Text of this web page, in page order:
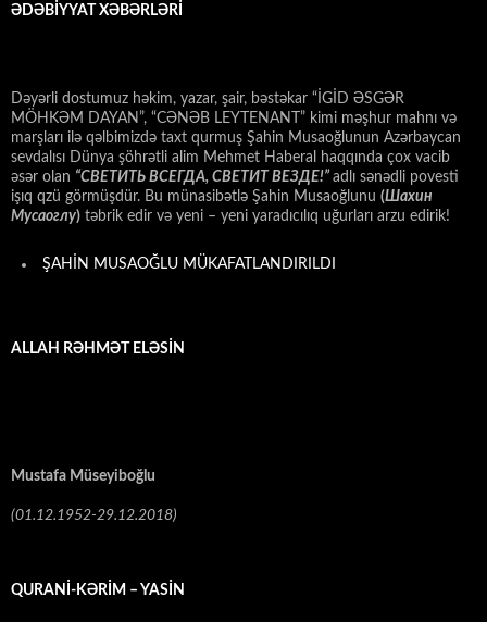
ƏDƏBİYYAT XƏBƏRLƏRİ
Dəyərli dostumuz həkim, yazar, şair, bəstəkar “İGİD ƏSGƏR
MÖHKƏM DAYAN”, “CƏNƏB LEYTENANT” kimi məşhur mahnı və
marşları ilə qəlbimizdə taxt qurmuş Şahin Musaoğlunun Azərbaycan
sevdalısı Dünya şöhrətli alim Mehmet Haberal haqqında çox vacib
əsər olan “СВЕТИТЬ ВСЕГДА, СВЕТИТ ВЕЗДЕ!” adlı sənədli povesti
işıq qzü görmüşdür. Bu münasibətlə Şahin Musaoğlunu (Шахин
Мусаоглу) təbrik edir və yeni – yeni yaradıcılıq uğurları arzu edirik!
ŞAHİN MUSAOĞLU MÜKAFATLANDIRILDI
ALLAH RƏHMƏT ELƏSİN
Mustafa Müseyiboğlu
(01.12.1952-29.12.2018)
QURANİ-KƏRİM – YASİN